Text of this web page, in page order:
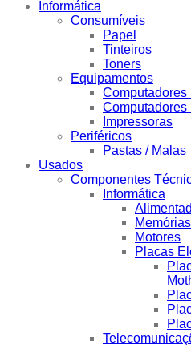
Informática
Consumíveis
Papel
Tinteiros
Toners
Equipamentos
Computadores
Computadores
Impressoras
Periféricos
Pastas / Malas
Usados
Componentes
Informática
Motores
Placas